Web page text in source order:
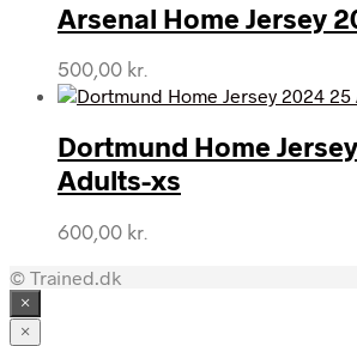
Arsenal Home Jersey
500,00 kr.
Dortmund Home
Adults-xs
600,00 kr.
© Trained.dk
×
×